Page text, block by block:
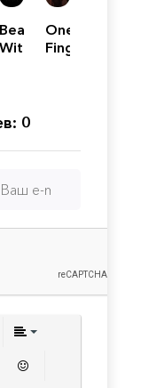
Bear
With
Robots
One
Finger
0